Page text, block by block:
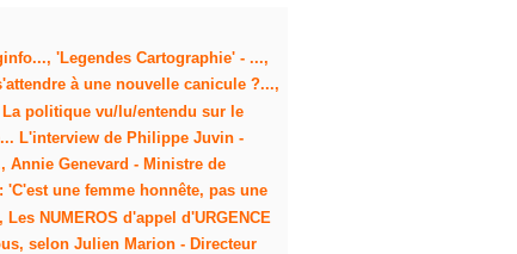
'Legendes Cartographie' - ...,
à une nouvelle canicule ?...,
politique vu/lu/entendu sur le
L'interview de Philippe Juvin -
Annie Genevard - Ministre de
une femme honnête, pas une
NUMEROS d'appel d'URGENCE
selon Julien Marion - Directeur